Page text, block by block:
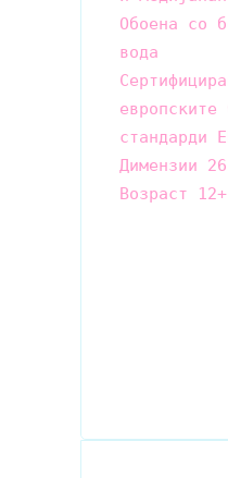
Обоена со
вода
европските
Димензии
Возраст